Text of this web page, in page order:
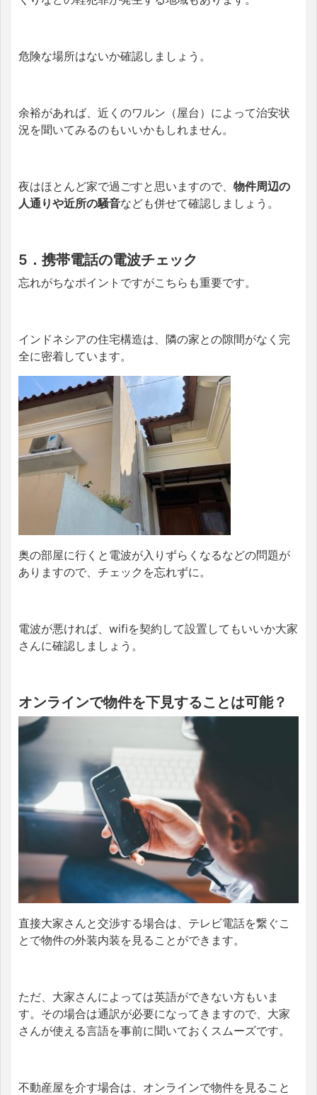
危険な場所はないか確認しましょう。
余裕があれば、近くのワルン（屋台）によって治安状
況を聞いてみるのもいいかもしれません。
夜はほとんど家で過ごすと思いますので、 物件周辺の
人通りや近所の騒音なども併せて確認しましょう。
5．携帯電話の電波チェック
忘れがちなポイントですがこちらも重要です。
インドネシアの住宅構造は、隣の家との隙間がなく完
全に密着しています。
奥の部屋に行くと電波が入りずらくなるなどの問題が
ありますので、チェックを忘れずに。
電波が悪ければ、wifiを契約して設置してもいいか大家
さんに確認しましょう。
オンラインで物件を下見することは可能？
直接大家さんと交渉する場合は、テレビ電話を繋ぐこ
とで物件の外装内装を見ることができます。
ただ、大家さんによっては英語ができない方もいま
す。その場合は通訳が必要になってきますので、大家
さんが使える言語を事前に聞いておくスムーズです。
不動産屋を介す場合は、オンラインで物件を見ること